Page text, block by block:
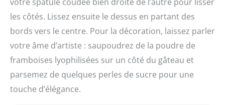
les côtés. Lissez ensuite le dessus en partant des
bords vers le centre. Pour la décoration, laissez parler
votre âme d’artiste : saupoudrez de la poudre de
framboises lyophilisées sur un côté du gâteau et
parsemez de quelques perles de sucre pour une
touche d’élégance.